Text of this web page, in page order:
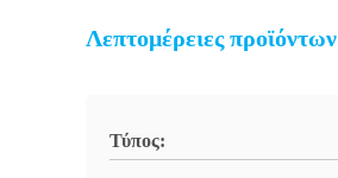
Λεπτομέρειες προϊόντων
Τύπος: